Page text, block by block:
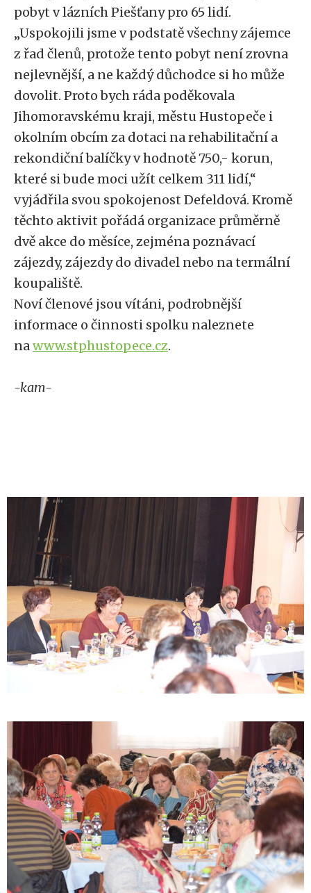
pobyt v lázních Piešťany pro 65 lidí.
„Uspokojili jsme v podstatě všechny zájemce
z řad členů, protože tento pobyt není zrovna
nejlevnější, a ne každý důchodce si ho může
dovolit. Proto bych ráda poděkovala
Jihomoravskému kraji, městu Hustopeče i
okolním obcím za dotaci na rehabilitační a
rekondiční balíčky v hodnotě 750,- korun,
které si bude moci užít celkem 311 lidí,“
vyjádřila svou spokojenost Defeldová. Kromě
těchto aktivit pořádá organizace průměrně
dvě akce do měsíce, zejména poznávací
zájezdy, zájezdy do divadel nebo na termální
koupaliště.
Noví členové jsou vítáni, podrobnější
informace o činnosti spolku naleznete
nawww.stphustopece.cz.
-kam-